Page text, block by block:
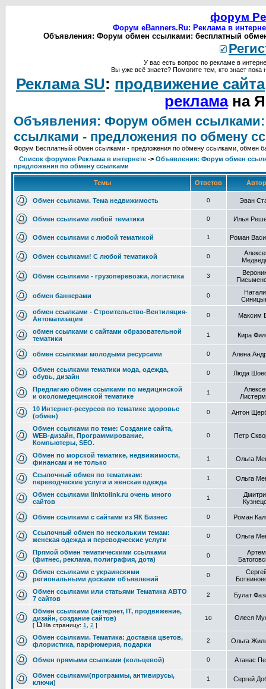
форум
Форум eBanners.Ru: Реклама в
Объявления: Форум обмен ссылками: бесплатный
У вас есть вопрос по рекламе в
Вы уже всё знаете? Помогите тем, кто знает пока
Реклама SU: продвижение сайта
рекламана
Объявления: Форум обмен
ссылками - предложения по обмену
Форум Бесплатный обмен ссылками - предложения по обмену ссылками, обмен
Список форумов Реклама в интернете -> Объявления: Форум обмен
предложения по обмену ссылками
Темы Ответов
Обмен ссылками. Тема недвижимость 0 Эван
Обмен ссылками любой тематики 0 Илья
Обмен ссылками с любой тематикой 1 Роман
Обмен ссылками! С любой тематикой 0
Обмен ссылками - грузоперевозки, логистика 3
обмен баннерами 0
обмен ссылками - Строительство-Вентиляция-
Автоматизация
0 Максим
обмен ссылками с сайтами образовательной
тематики
1 Кира
обмен ссылкмаи молодыми ресурсами 0 Алена
Обмен ссылками тематики мода, одежда,
обувь, дизайн
0 Люда
Предлагаю обмен ссылками по медицинской
и околомедецинской тематике
1
10 Интернет-ресурсов по тематике здоровье
(обмен)
0 Антон
Обмен ссылками по теме: Создание сайта,
WEB-дизайн, Программирование,
Компьютеры, SEO.
0 Петр
Обмен по морской тематике, недвижимости,
финансам и не только
1 Ольга
Ссылочный обмен по тематикам:
переводческие услуги и женская одежда
1 Ольга
Обмен ссылками linktolink.ru очень много
сайтов
1
Обмен ссылками с сайтами из ЯК Бизнес 0 Роман
Ссылочный обмен по нескольким темам:
женская одежда и переводческие услуги
0 Ольга
Прямой обмен тематическими ссылками
(фитнес, реклама, полиграфия, дота)
0
Артем
Обмен ссылками с украинскими
региональными досками объявлений
0
Обмен ссылками или статьями Тематика АВТО
7 сайтов
2 Булат
Обмен ссылками (интернет, IT, продвижение,
дизайн, создание сайтов)
[ На страницу: 1 2 ]
10 Олеся
Обмен ссылками. Тематика: доставка цветов,
флористика, парфюмерия, подарки
2 Ольга
Обмен прямыми ссылками (кольцевой) 0 Атанас
Обмен ссылками(программы, антивирусы,
ключи)
1 Сергей